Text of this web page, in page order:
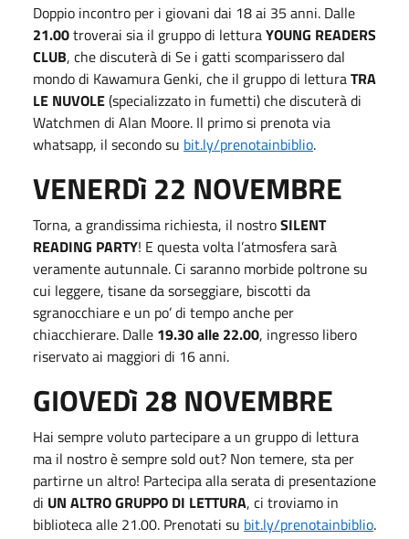
Doppio incontro per i giovani dai 18 ai 35 anni. Dalle
21.00troverai sia il gruppo di letturaYOUNG READERS
CLUB, che discuterà di Se i gatti scomparissero dal
mondo di Kawamura Genki, che il gruppo di letturaTRA
LE NUVOLE(specializzato in fumetti) che discuterà di
Watchmen di Alan Moore. Il primo si prenota via
whatsapp, il secondo su bit.ly/prenotainbiblio.
VENERDì 22 NOVEMBRE
Torna, a grandissima richiesta, il nostroSILENT
READING PARTY! E questa volta l’atmosfera sarà
veramente autunnale. Ci saranno morbide poltrone su
cui leggere, tisane da sorseggiare, biscotti da
sgranocchiare e un po’ di tempo anche per
chiacchierare. Dalle 19.30 alle 22.00, ingresso libero
riservato ai maggiori di 16 anni.
GIOVEDì 28 NOVEMBRE
Hai sempre voluto partecipare a un gruppo di lettura
ma il nostro è sempre sold out? Non temere, sta per
partirne un altro! Partecipa alla serata di presentazione
di UN ALTRO GRUPPO DI LETTURA, ci troviamo in
biblioteca alle 21.00. Prenotati su bit.ly/prenotainbiblio.